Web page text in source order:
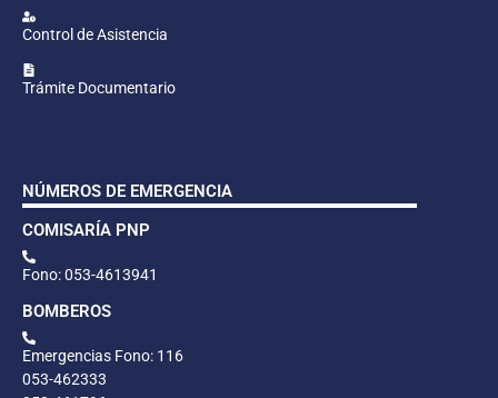
Control de Asistencia
Trámite Documentario
NÚMEROS DE EMERGENCIA
COMISARÍA PNP
Fono: 053-4613941
BOMBEROS
Emergencias Fono: 116
053-462333